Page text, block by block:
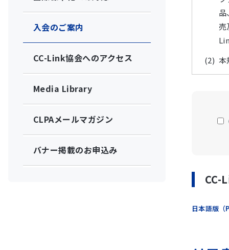
入会のご案内
CC-Link協会へのアクセス
Media Library
CLPAメールマガジン
バナー掲載のお申込み
売
本
本
２
CC-
日本語版（